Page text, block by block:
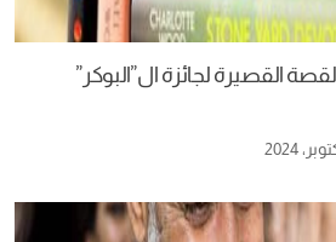
القصيرة لجائزة ال”البوكر”